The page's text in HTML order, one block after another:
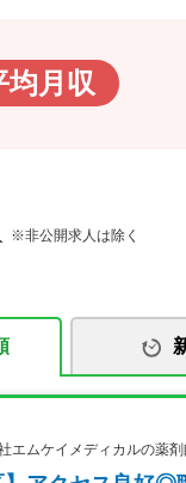
均月収
※非公開求人は除く
ムケイメディカルの薬剤